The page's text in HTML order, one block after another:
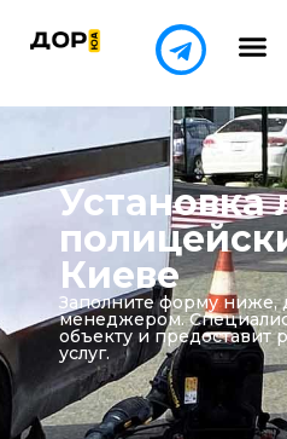
Установка
Киеве
Заполните форму ниже,
менеджером.
объекту и предоставит
услуг.